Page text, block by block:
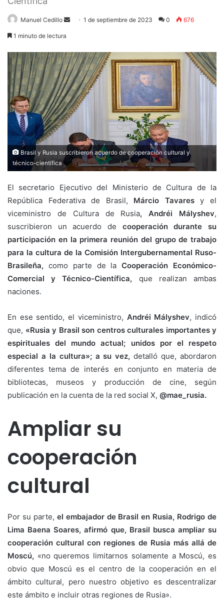
Manuel Cedillo
Send1 de septiembre de 2023 0 676
1 minuto de lectura
Brasil y Rusia suscribieron acuerdo de cooperación cultural y
técnico-científica
El secretario Ejecutivo del Ministerio de Cultura de la
República Federativa de Brasil, Márcio Tavaresy el
viceministro de Cultura de Rusia, Andréi Mályshev,
suscribieron un acuerdo de cooperación durante su
participación en la primera reunión del grupo de trabajo
para la cultura de la Comisión Intergubernamental Ruso-
Brasileña, como parte de laCooperación Económico-
Comercial y Técnico-Científica, que realizan ambas
naciones.
En ese sentido, el viceministro, Andréi Mályshev, indicó
que, «Rusia y Brasil son centros culturales importantes y
espirituales del mundo actual; unidos por el respeto
especial a la cultura»; a su vez, detalló que, abordaron
diferentes tema de interés en conjunto en materia de
bibliotecas, museos y producción de cine, según
publicación en la cuenta de la red social X, @mae_rusia.
Ampliar su
cooperación
cultural
Por su parte, el embajador de Brasil en Rusia, Rodrigo de
Lima Baena Soares, afirmó que, Brasil busca ampliar su
cooperación cultural con regiones de Rusia más allá de
Moscú, «no queremos limitarnos solamente a Moscú, es
obvio que Moscú es el centro de la cooperación en el
ámbito cultural, pero nuestro objetivo es descentralizar
este ámbito e incluir otras regiones de Rusia».